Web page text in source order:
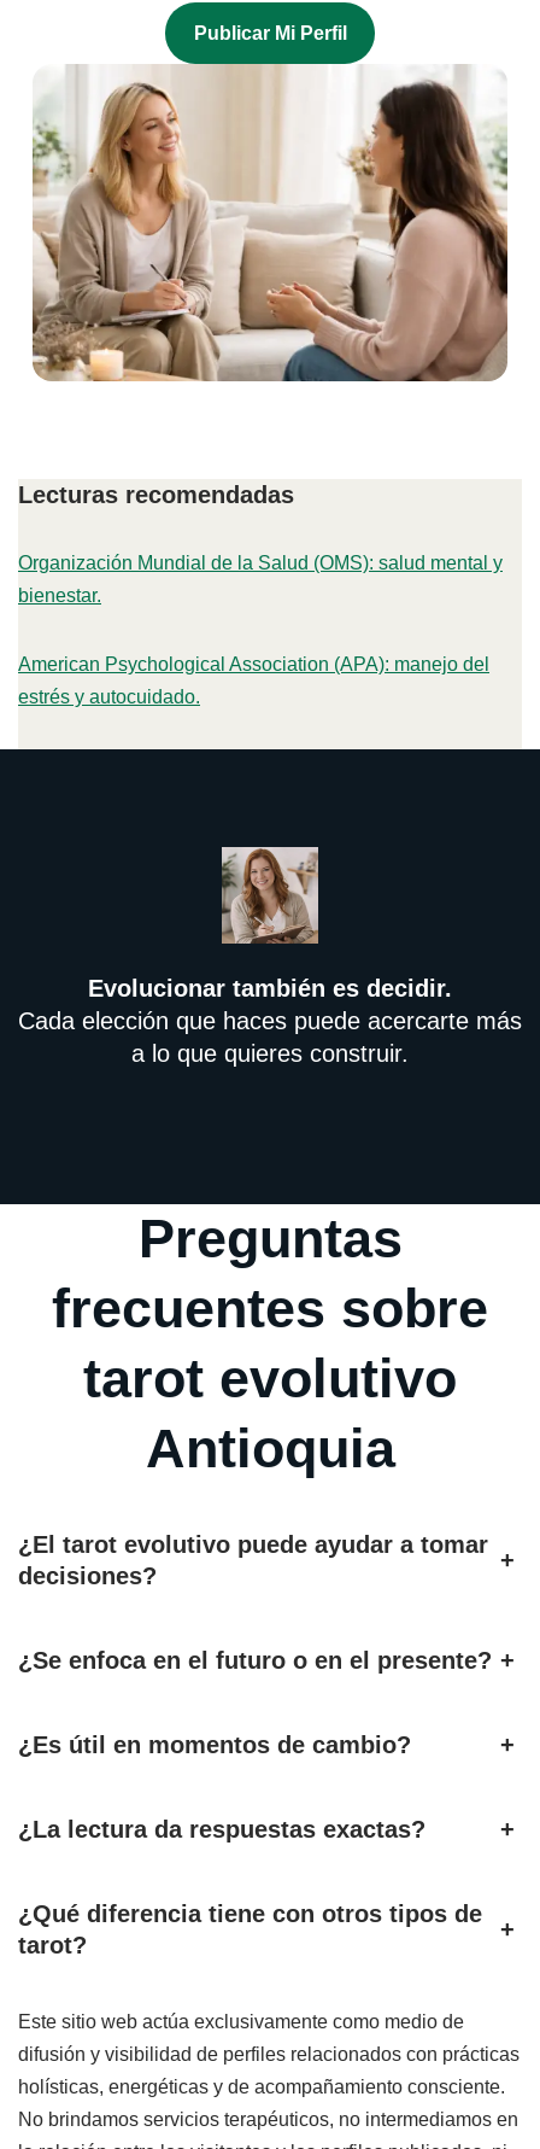
PUblicar Mi Perfil
Lecturas recomendadas
Organización Mundial de la Salud (OMS): salud mental y
bienestar.
American Psychological Association (APA): manejo del
estrés y autocuidado.
Evolucionar también es decidir.
Cada elección que haces puede acercarte más
a lo que quieres construir.
Preguntas
frecuentes sobre
tarot evolutivo
Antioquia
¿El tarot evolutivo puede ayudar a tomar
decisiones?
+
¿Se enfoca en el futuro o en el presente? +
¿Es útil en momentos de cambio? +
¿La lectura da respuestas exactas? +
¿Qué diferencia tiene con otros tipos de
tarot?
+
Este sitio web actúa exclusivamente como medio de
difusión y visibilidad de perfiles relacionados con prácticas
holísticas, energéticas y de acompañamiento consciente.
No brindamos servicios terapéuticos, no intermediamos en